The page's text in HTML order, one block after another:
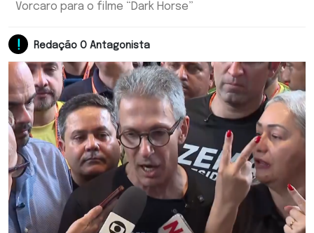
Vorcaro para o filme “Dark Horse”
Redação O Antagonista